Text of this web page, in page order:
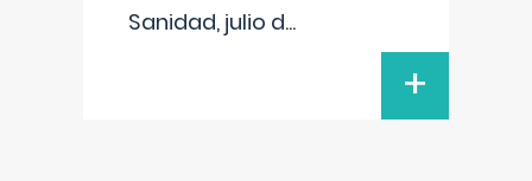
Sanidad, julio d...
+